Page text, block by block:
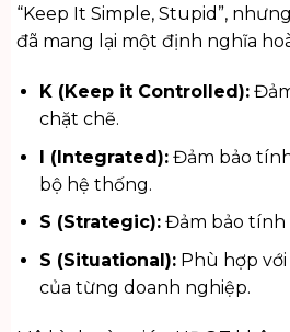
“Keep It Simple, Stupid”,
đã mang lại một định nghĩa
K (Keep it Controlled):
chặt chẽ.
I (Integrated):Đảm bảo
bộ hệ thống.
S (Strategic):Đảm bảo tính
S (Situational):Phù hợp với
của từng doanh nghiệp.